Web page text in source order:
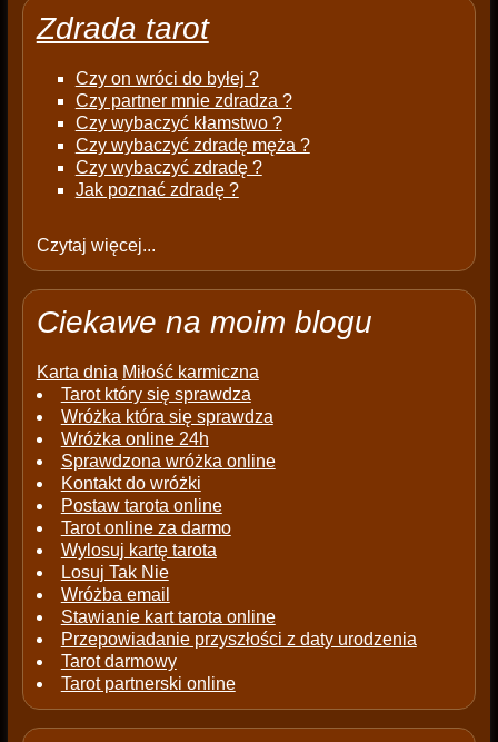
Zdrada tarot
Czy on wróci do byłej ?
Czy partner mnie zdradza ?
Czy wybaczyć kłamstwo ?
Czy wybaczyć zdradę męża ?
Czy wybaczyć zdradę ?
Jak poznać zdradę ?
Czytaj więcej...
Ciekawe na moim blogu
Karta dnia Miłość karmiczna
Tarot który się sprawdza
Wróżka która się sprawdza
Wróżka online 24h
Sprawdzona wróżka online
Kontakt do wróżki
Postaw tarota online
Tarot online za darmo
Wylosuj kartę tarota
Losuj Tak Nie
Wróżba email
Stawianie kart tarota online
Przepowiadanie przyszłości z daty urodzenia
Tarot darmowy
Tarot partnerski online